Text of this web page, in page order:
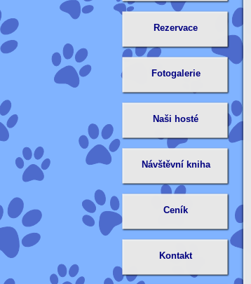
Rezervace
Fotogalerie
Naši hosté
Návštěvní kniha
Ceník
Kontakt